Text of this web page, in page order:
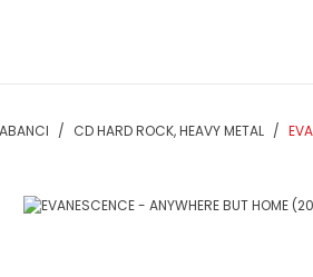
CD HARD ROCK, HEAVY METAL